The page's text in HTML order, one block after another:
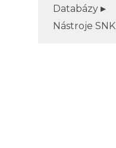
Databázy
Nástroje SNK